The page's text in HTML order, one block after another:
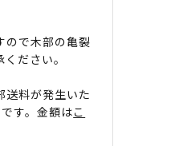
ので木部の亀裂
ださい。
料が発生いた
す。金額はこ